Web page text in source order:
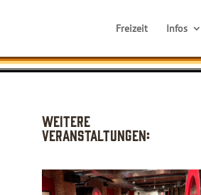
Freizeit Infos
Weitere
Veranstaltungen: